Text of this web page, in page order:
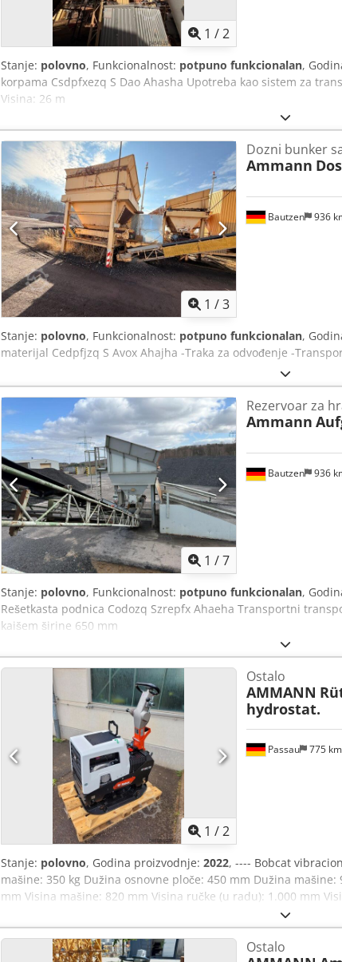
1 /2
Stanje: polovno, Funkcionalnost: potpuno funkcionalan,
korpama Csdpfxezq S Dao Ahasha Upotreba kao sistem za
Visina: 26 m
1 /3
Bautzen 936
Dozni bunker
Ammann
Stanje: polovno, Funkcionalnost: potpuno funkcionalan,
materijal Cedpfjzq S Avox Ahajha -Traka za odvođenje -
1 /7
Bautzen 936
Rezervoar za
Ammann
Stanje: polovno, Funkcionalnost: potpuno funkcionalan,
Rešetkasta podnica Codozq Szrepfx Ahaeha Transportni
kaišem širine 650 mm
1 /2
Passau 775 km
Ostalo
AMMANN
hydrostat.
Stanje: polovno, Godina proizvodnje: 2022, ---- Bobcat
mašine: 350 kg Dužina osnovne ploče: 450 mm Dužina
mm Visina mašine: 820 mm Visina ručke (u radu): 1.000 mm
mašine: 450/600/750 mm Chodszkz Tkepfx Ahaja Motor: Hatz
obrtajima u minuti: 7 kW pri 3200 Maksimalna frekvencija
50 kN Maksimalni nagib koji može da savlada: 36 % Amplituda:
Ostalo